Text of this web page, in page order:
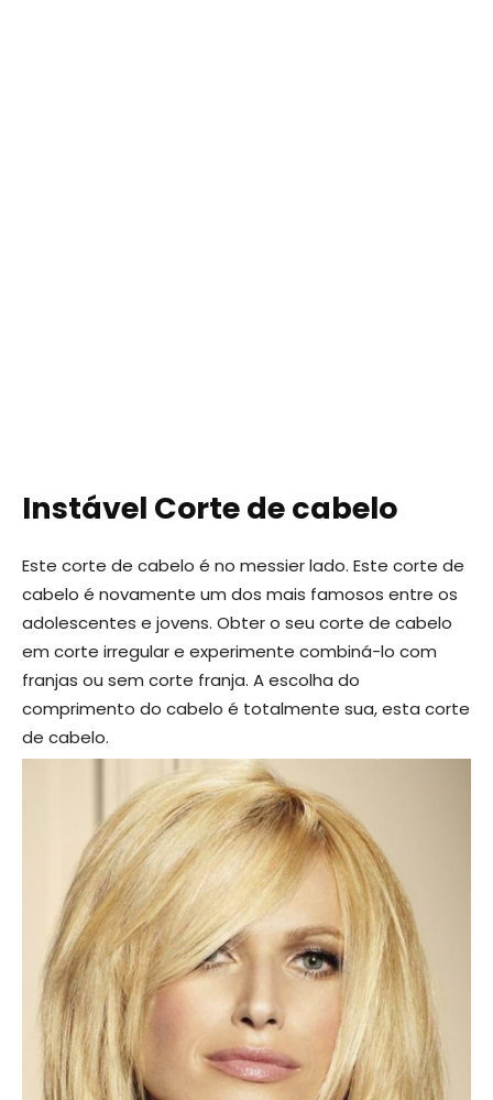
Instável Corte de cabelo
Este corte de cabelo é no messier lado. Este corte de
cabelo é novamente um dos mais famosos entre os
adolescentes e jovens. Obter o seu corte de cabelo
em corte irregular e experimente combiná-lo com
franjas ou sem corte franja. A escolha do
comprimento do cabelo é totalmente sua, esta corte
de cabelo.